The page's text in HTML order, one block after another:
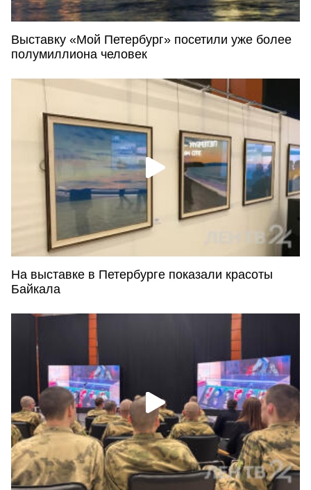
Выставку «Мой Петербург» посетили уже более
полумиллиона человек
На выставке в Петербурге показали красоты
Байкала